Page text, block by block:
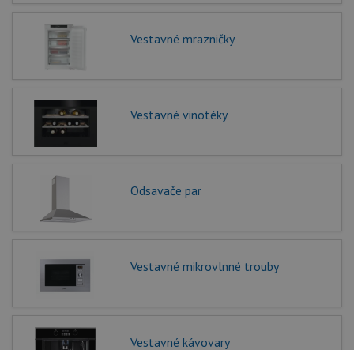
Vestavné mrazničky
Vestavné vinotéky
Odsavače par
Vestavné mikrovlnné trouby
Vestavné kávovary